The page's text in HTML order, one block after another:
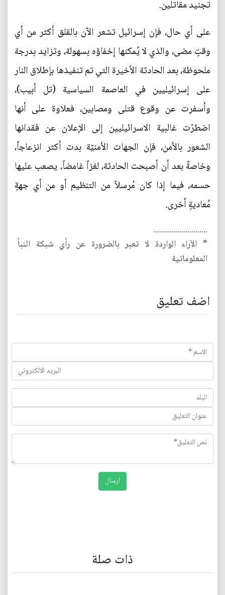
تجنيد مقاتلين.
على أي حال، فإن إسرائيل تشعر الآن بالقلق أكثر من أي
وقتٍ مضى، والذي لا يُمكنها إخفاؤه بسهولة، وتزايد بدرجة
ملحوظة، بعد الحادثة الأخيرة التي تم تنفيذها بإطلاق النار
على إسرائيليين في العاصمة السياسية (تل أبيب)،
وأسفرت عن وقوع قتلى ومصابين، فعلاوة على أنها
اضطرّت غالبية الاسرائيليين إلى الإعلان عن فقدانها
الشعور بالأمن، فإن الجهات الأمنيّة بدت أكثر انزعاجاً،
وخاصةً بعد أن أصبحت الحادثة، لغزاً غامضاً، يصعب عليها
حسمه، فيما إذا كان مُرسلاً من التنظيم أو من أي جهةٍ
مُعاديةٍ أخرى.
...........................
* الآراء الواردة لا تعبر بالضرورة عن رأي شبكة النبأ
المعلوماتية
اضف تعليق
ذات صلة